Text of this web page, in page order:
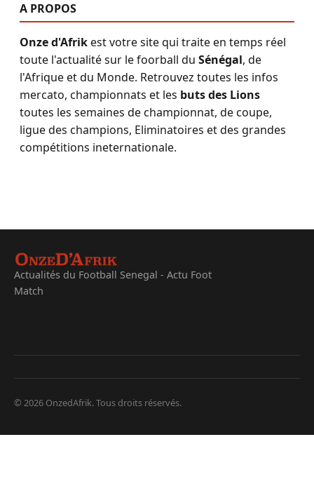
A PROPOS
Onze d'Afrikest votre site qui traite en temps réel
toute l'actualité sur le foorball du Sénégal, de
l'Afrique et du Monde. Retrouvez toutes les infos
mercato, championnats et les buts des Lions
toutes les semaines de championnat, de coupe,
ligue des champions, Eliminatoires et des grandes
compétitions ineternationale.
Actualités du Football Senegal - Actu Foot
Match
© 2026 OnzedAfrik. Tous droits réservés.